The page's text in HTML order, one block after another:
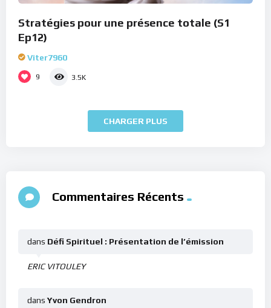
Stratégies pour une présence totale (S1
Ep12)
Viter7960
9 3.5K
CHARGER PLUS
Commentaires Récents
ERIC VITOULEY
dans Défi Spirituel : Présentation de l’émission
dans Yvon Gendron